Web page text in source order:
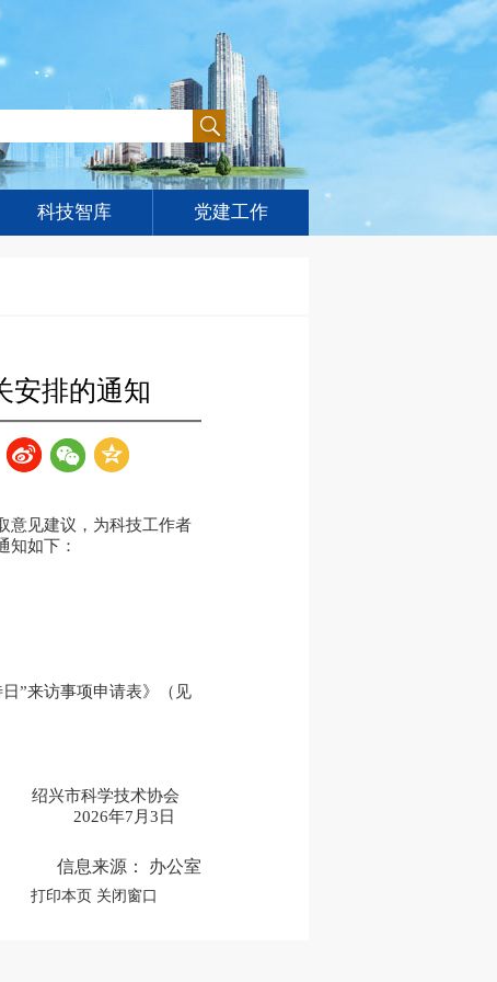
科技智库 党建工作
安排的通知
意见建议，为科技工作者
知如下：
”来访事项申请表》（见
绍兴市科学技术协会
2026年7月3日
信息来源： 办公室
打印本页 关闭窗口